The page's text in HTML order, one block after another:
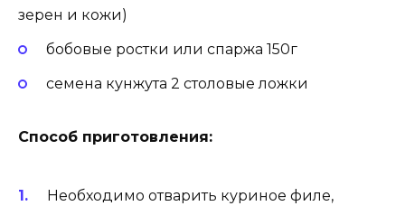
зерен и кожи)
бобовые ростки или спаржа 150г
семена кунжута 2 столовые ложки
Способ приготовления:
Необходимо отварить куриное филе,